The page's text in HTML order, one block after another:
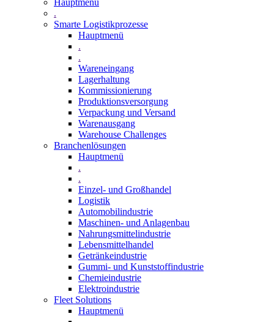
Hauptmenü
.
Smarte Logistikprozesse
Hauptmenü
.
.
Wareneingang
Lagerhaltung
Kommissionierung
Produktionsversorgung
Verpackung und Versand
Warenausgang
Warehouse Challenges
Branchenlösungen
Hauptmenü
.
.
Einzel- und Großhandel
Logistik
Automobilindustrie
Maschinen- und Anlagenbau
Nahrungsmittelindustrie
Lebensmittelhandel
Getränkeindustrie
Gummi­- und Kunststoffindustrie
Chemieindustrie
Elektroindustrie
Fleet Solutions
Hauptmenü